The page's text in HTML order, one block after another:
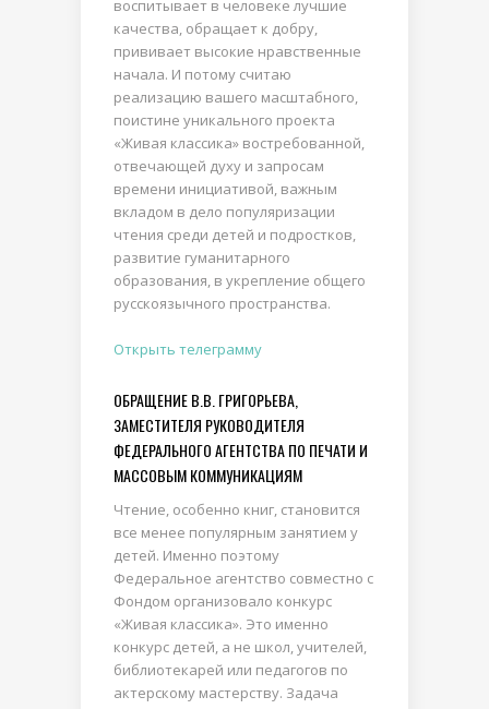
воспитывает в человеке лучшие
качества, обращает к добру,
прививает высокие нравственные
начала. И потому считаю
реализацию вашего масштабного,
поистине уникального проекта
«Живая классика» востребованной,
отвечающей духу и запросам
времени инициативой, важным
вкладом в дело популяризации
чтения среди детей и подростков,
развитие гуманитарного
образования, в укрепление общего
русскоязычного пространства.
Открыть телеграмму
ОБРАЩЕНИЕ В.В. ГРИГОРЬЕВА,
ЗАМЕСТИТЕЛЯ РУКОВОДИТЕЛЯ
ФЕДЕРАЛЬНОГО АГЕНТСТВА ПО ПЕЧАТИ И
МАССОВЫМ КОММУНИКАЦИЯМ
Чтение, особенно книг, становится
все менее популярным занятием у
детей. Именно поэтому
Федеральное агентство совместно с
Фондом организовало конкурс
«Живая классика». Это именно
конкурс детей, а не школ, учителей,
библиотекарей или педагогов по
актерскому мастерству. Задача